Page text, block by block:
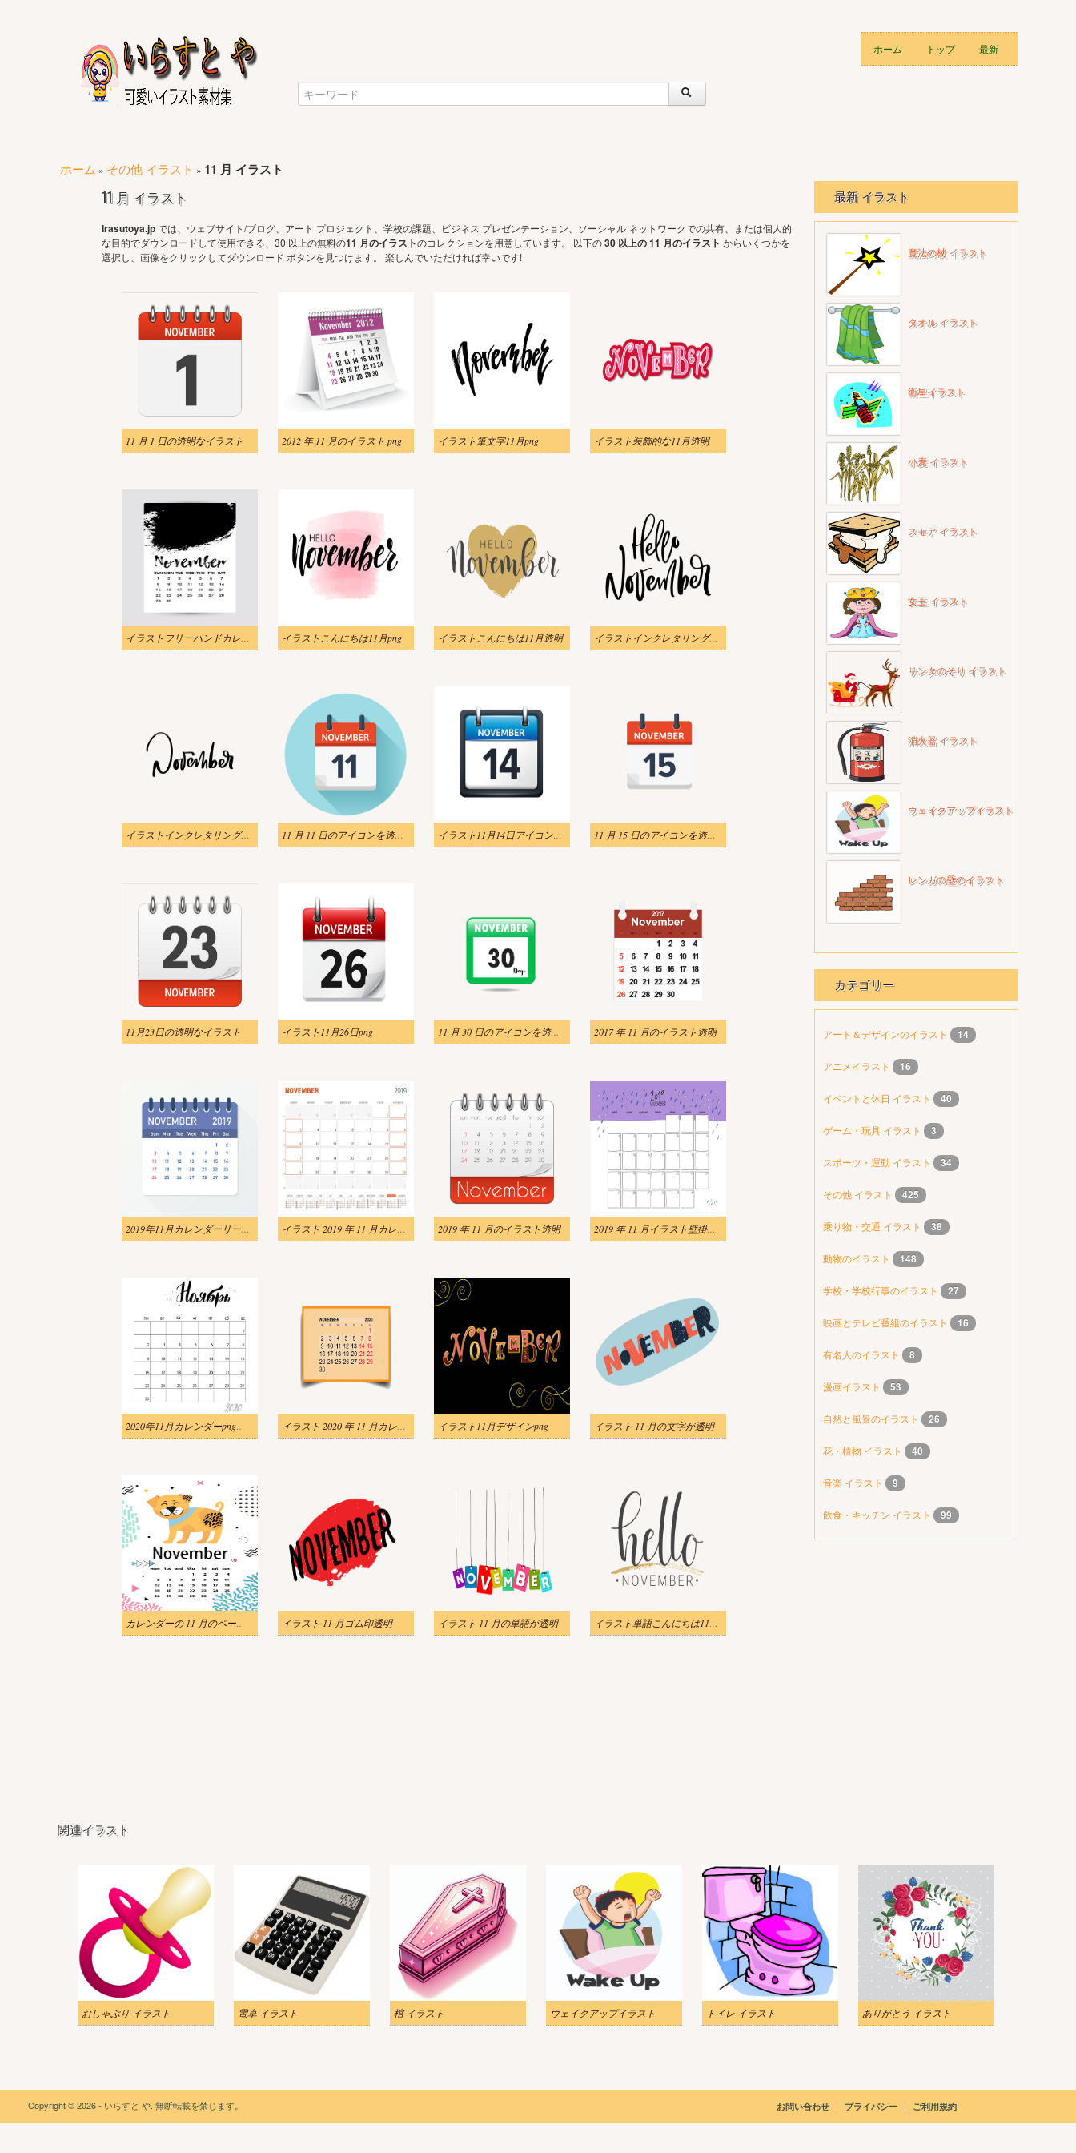
ホーム トップ 最新
ホーム » その他 イラスト » 11 月 イラスト
11 月 イラスト
Irasutoya.jpでは、ウェブサイト/ブログ、アート プロジェクト、学校の課題、ビジネス プレゼンテーション、ソーシャル ネットワークでの共有、または個人的
な目的でダウンロードして使用できる、30 以上の無料の11 月のイラストのコレクションを用意しています。 以下の30 以上の 11 月のイラスト からいくつかを
選択し、画像をクリックしてダウンロード ボタンを見つけます。 楽しんでいただければ幸いです!
11 月 1 日の透明なイラスト 2012 年 11 月のイラスト png イラスト筆文字11月png イラスト装飾的な11月透明
イラストフリーハンドカレンダー2020年11月 イラストこんにちは11月png イラストこんにちは11月透明 イラストインクレタリングこんにちは11月透明
イラストインクレタリング11月透明 11 月 11 日のアイコンを透明にします。 イラスト11月14日アイコンpng 11 月 15 日のアイコンを透明にします。
11月23日の透明なイラスト イラスト11月26日png 11 月 30 日のアイコンを透明にします。 2017 年 11 月のイラスト透明
2019年11月カレンダーリーフpngイラスト イラスト 2019 年 11 月カレンダー プランナー 2019 年 11 月のイラスト透明 2019 年 11 月イラスト壁掛けカレンダー落書きスタイル
2020年11月カレンダーpngイラスト イラスト 2020 年 11 月カレンダー透明 イラスト11月デザインpng イラスト 11 月の文字が透明
カレンダーの 11 月のページのイラスト イラスト 11 月ゴム印透明 イラスト 11 月の単語が透明 イラスト単語こんにちは11月透明
最新 イラスト
魔法の杖 イラスト
タオル イラスト
衛星イラスト
小麦 イラスト
スモア イラスト
女王 イラスト
サンタのそり イラスト
消火器 イラスト
ウェイクアップイラスト
レンガの壁のイラスト
カテゴリー
アート＆デザインのイラスト 14
アニメイラスト 16
イベントと休日 イラスト 40
ゲーム・玩具 イラスト 3
スポーツ・運動 イラスト 34
その他 イラスト 425
乗り物・交通 イラスト 38
動物のイラスト 148
学校・学校行事のイラスト 27
映画とテレビ番組のイラスト 16
有名人のイラスト 8
漫画イラスト 53
自然と風景のイラスト 26
花・植物 イラスト 40
音楽 イラスト 9
飲食・キッチン イラスト 99
関連イラスト
おしゃぶり イラスト 電卓 イラスト 棺 イラスト ウェイクアップイラスト トイレ イラスト ありがとう イラスト
Copyright © 2026 - いらすと や. 無断転載を禁じます。 お問い合わせ | プライバシー | ご利用規約